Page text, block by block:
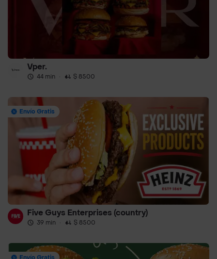
Vper.
44 min · $ 8500
Envío Gratis
Five Guys Enterprises (country)
39 min · $ 8500